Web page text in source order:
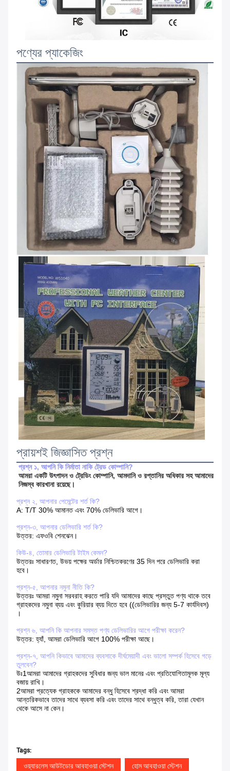
পণ্যের প্যাকেজিং
প্রায়শই জিজ্ঞাসিত প্রশ্ন
প্রশ্ন ১, আপনি কি নির্মাতা নাকি ট্রেড কোম্পানি?
আমরা একটি উৎপাদন ও ট্রেডিং কোম্পানি, আমদানি ও রপ্তানির অধিকার সহ আমাদের
নিজস্ব কারখানা রয়েছে।
প্রশ্ন ২, আপনার পেমেন্টের শর্ত কি?
A: T/T 30% আমানত এবং 70% ডেলিভারি আগে।
প্রশ্ন-৩, আপনার ডেলিভারি শর্ত কি?
উত্তর: এফওবি শেনঝেন।
কিউ-৪, তোমার ডেলিভারি টাইম কেমন?
উত্তরঃ সাধারণত, উভয় পক্ষের অর্ডার নিশ্চিতকরণের 35 দিন পরে ডেলিভারি করা
হবে।
প্রশ্ন-৫, আপনার নমুনা নীতি কি?
উত্তরঃ আমরা নমুনা সরবরাহ করতে পারি যদি আমাদের কাছে প্রস্তুত পণ্য থাকে তবে
গ্রাহকদের নমুনা ব্যয় এবং কুরিয়ার ব্যয় দিতে হবে ((ডেলিভারির জন্য 5-7 কার্যদিবস)
।
প্রশ্ন ৬, আপনি কি আপনার সমস্ত পণ্য ডেলিভারির আগে পরীক্ষা করেন?
উত্তর: হ্যাঁ, আমরা ডেলিভারি আগে 100% পরীক্ষা আছে।
প্রশ্ন-৭, আপনি কিভাবে আমাদের ব্যবসাকে দীর্ঘমেয়াদী এবং ভালো সম্পর্ক হিসেবে গড়ে
তুলবেন?
উঃ1আমরা আমাদের গ্রাহকদের সুবিধার জন্য ভাল মানের এবং প্রতিযোগিতামূলক মূল্য
বজায় রাখি।
2আমরা প্রত্যেক গ্রাহককে আমাদের বন্ধু হিসেবে শ্রদ্ধা করি এবং আমরা
আন্তরিকভাবে তাদের সাথে ব্যবসা করি এবং তাদের সাথে বন্ধুত্ব করি, তারা যেখান
থেকে আসে না কেন।
Tags:
ওয়্যারলেস আউটডোর আবহাওয়া স্টেশন হোম আবহাওয়া স্টেশন